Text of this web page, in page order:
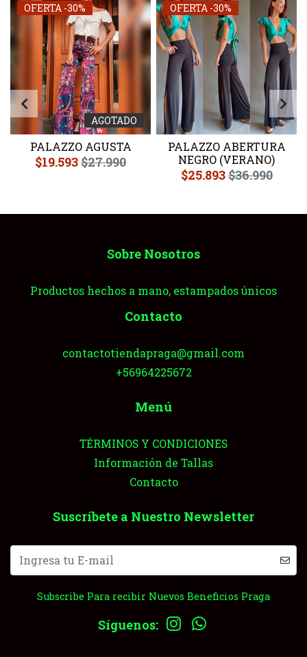
OFERTA -30%
AGOTADO
PALAZZO AGUSTA
$19.593$27.990
OFERTA -30%
PALAZZO ABERTURA
NEGRO (VERANO)
$25.893$36.990
Sobre Nosotros
Productos hechos a mano, estampados únicos
Contacto
contactotiendapraga@gmail.com
+56964225672
Menú
TÉRMINOS Y CONDICIONES
Información de Tallas
Contacto
Suscríbete a Nuestro Newsletter
Subscribe Para recibir Nuevos Beneficios Praga
Síguenos: